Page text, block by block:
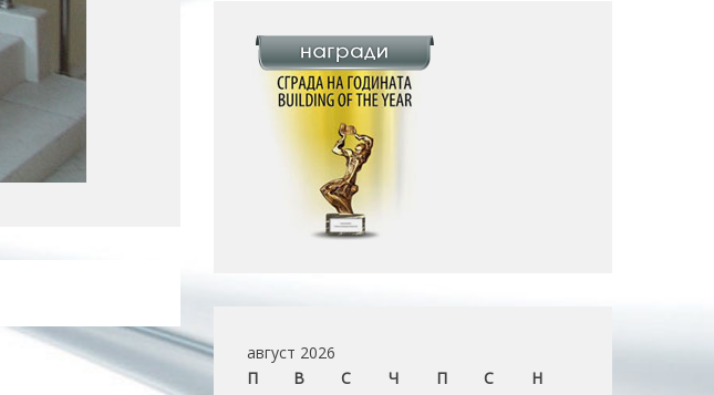
август 2026
П
В С Ч П С
Н